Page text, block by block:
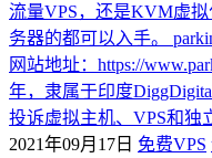
流量VPS，还是KVM虚
务器的都可以入手。
网站地址：https://
年，隶属于印度
投诉虚拟主机、VPS和独
2021年09月17日 免费VPS